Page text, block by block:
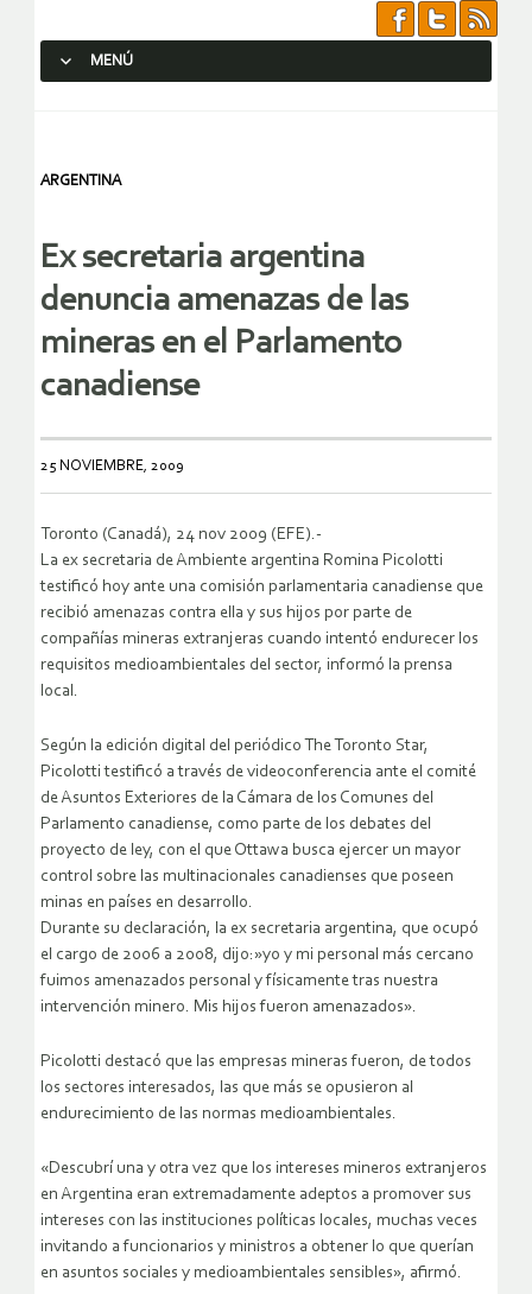
MENÚ
ARGENTINA
Ex secretaria argentina
denuncia amenazas de las
mineras en el Parlamento
canadiense
25 NOVIEMBRE, 2009
Toronto (Canadá), 24 nov 2009 (EFE).-
La ex secretaria de Ambiente argentina Romina Picolotti
testificó hoy ante una comisión parlamentaria canadiense que
recibió amenazas contra ella y sus hijos por parte de
compañías mineras extranjeras cuando intentó endurecer los
requisitos medioambientales del sector, informó la prensa
local.
Según la edición digital del periódico The Toronto Star,
Picolotti testificó a través de videoconferencia ante el comité
de Asuntos Exteriores de la Cámara de los Comunes del
Parlamento canadiense, como parte de los debates del
proyecto de ley, con el que Ottawa busca ejercer un mayor
control sobre las multinacionales canadienses que poseen
minas en países en desarrollo.
Durante su declaración, la ex secretaria argentina, que ocupó
el cargo de 2006 a 2008, dijo:»yo y mi personal más cercano
fuimos amenazados personal y físicamente tras nuestra
intervención minero. Mis hijos fueron amenazados».
Picolotti destacó que las empresas mineras fueron, de todos
los sectores interesados, las que más se opusieron al
endurecimiento de las normas medioambientales.
«Descubrí una y otra vez que los intereses mineros extranjeros
en Argentina eran extremadamente adeptos a promover sus
intereses con las instituciones políticas locales, muchas veces
invitando a funcionarios y ministros a obtener lo que querían
en asuntos sociales y medioambientales sensibles», afirmó.